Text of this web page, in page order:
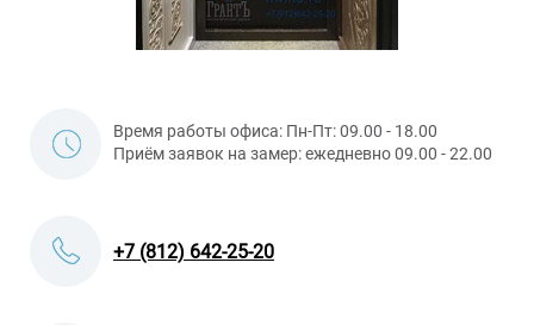
Время работы офиса: Пн-Пт: 09.00 - 18.00
Приём заявок на замер: ежедневно 09.00 - 22.00
+7 (812) 642-25-20